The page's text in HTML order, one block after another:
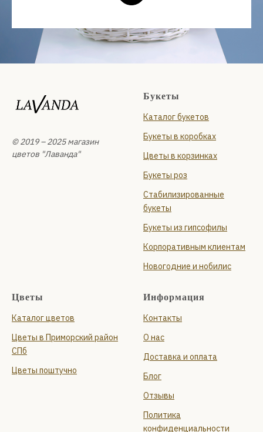
© 2019 – 2025 магазин
цветов "Лаванда"
Букеты
Каталог букетов
Букеты в коробках
Цветы в корзинках
Букеты роз
Стабилизированные
букеты
Букеты из гипсофилы
Корпоративным клиентам
Новогодние и нобилис
Цветы
Каталог цветов
Цветы в Приморский район
СПб
Цветы поштучно
Информация
Контакты
О нас
Доставка и оплата
Блог
Отзывы
Политика
конфиденциальности